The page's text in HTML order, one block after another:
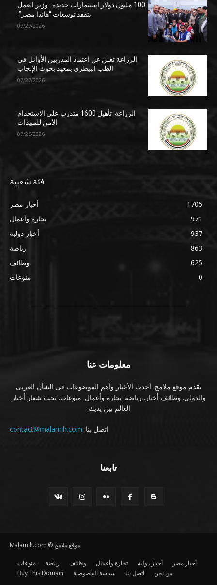
100 مليون دولار استثمارات جديدة.. وزير العمل
يتفقد توسعات “هاندا مصر”.
07/27/2026
الزراعة تعلن عن اعتماد المدربين الأوائل في
الطب البيطري بمعهد بحوث الإنجاب
07/27/2026
الزراعة: تأهيل 1600 متدرب على الاستخدام
الآمن للمبيدات
07/26/2026
فئة شعبية
أخبار مصر
1705
تجارة وأعمال
971
أخبار دولية
937
رياضة
863
وظائف
625
منوعات
0
معلومات عنا
يقدم موقع ملامح. أحدث ألأخبار وأهم الموضوعات فى الشأن العربى
والدولى. وظائف أخبار. رياضه. تجاره وأعمال. منوعات. تحت شعار أخبار
العالم بين يديك.
اتصل بنا: contact@malamih.com
تابعنا
موقع ملامح © Malamih.com
أخبار مصر أخبار دولية تجارة وأعمال وظائف رياضة
منوعات
من نحن
اتصل بنا سياسة الخصوصية Buy This Domain